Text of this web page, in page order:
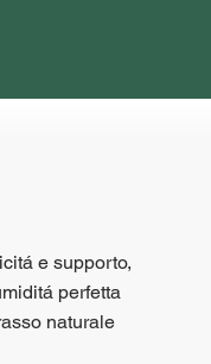
e supporto,
perfetta
naturale